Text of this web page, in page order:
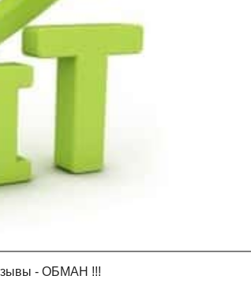
- ОБМАН !!!